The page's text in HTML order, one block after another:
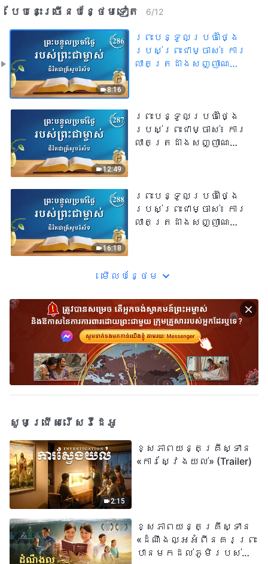
បែបនេះ​ច្រើនបន្ថែម​ទៀត​ 6/12
8:16
ព្រះបន្ទូលប្រចាំថ្ងៃ
របស់ព្រះជាម្ចាស់៖ ការ
លាតត្រដាងសញ្ញាណ
12:49
ព្រះបន្ទូលប្រចាំថ្ងៃ
របស់ព្រះជាម្ចាស់៖ ការ
លាតត្រដាងសញ្ញាណ
16:18
ព្រះបន្ទូលប្រចាំថ្ងៃ
របស់ព្រះជាម្ចាស់៖ ការ
លាតត្រដាងសញ្ញាណ
មើល​​បន្ថែម​
សូមជ្រើសរើសវីដេអូ
2:15
ខ្សែភាពយន្តគ្រីស្ទាន
«ការស្វែងយល់» (Trailer)
ខ្សែភាពយន្តគ្រីស្ទាន
«ដំណឹងល្អអំពីនគរព្រះ
បានមកដល់​ភូមិរបស់